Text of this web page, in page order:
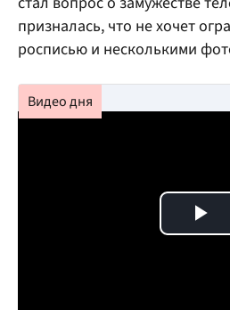
призналась, что не хочет
росписью и несколькими